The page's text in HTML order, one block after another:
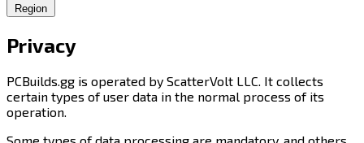
Region
Privacy​​​​‌ ‍ ​‍​‍‌‍ ‌ ​‍‌‍‍‌‌‍‌ ‌‍‍‌‌‍ ‍​‍​‍​ ‍‍​‍​‍‌ ​ ‌‍​‌‌‍ ‍‌‍‍‌‌ ‌​‌ ‍‌​‍ ‍‌‍‍‌‌‍ ​‍​‍​‍ ​​‍​‍‌‍‍​‌ ​‍‌‍‌‌‌‍‌‍​‍​‍​ ‍‍​‍​‍​‍ ‌‍​‌‌‍‌​‌‍ ‌‌‍‍‌‌‍ ‍​‍ ‌‍‍‌‌‍ ‍‌ ‌​‌‍‌‌‌‍ ‍‌ ‌​​‍ ‌‍‌‌‌‍‌​‌‍‍‌‌ ‌​​‍ ‌‍ ‌‌‍ ‌‍‌​‌‍‌‌​ ‌‌ ​​‌ ​‍‌‍‌‌‌ ​ ‌‍‌‌‌‍ ‍‌ ‌​‌‍​‌‌ ‌​‌‍‍‌‌‍ ‌‍ ‍​ ‍ ‌‍‍‌‌‍‌​​ ‌‌‍​ ‌‍​ ‌‍‌‌​ ‍‌​ ​‍​ ​‍​ ​ ‌‍​ ​‍ ‌​ ‌​‌‍​‍​ ​‍​ ‌‌​‍ ‌​ ‌​‌‍​ ‌‍‌‍​ ‌‍​‍ ‌​ ‍‌​ ​ ​ ​‌‌‍‌‌​‍ ‌​ ‍​​ ​‌​ ​‌‌‍‌‌​ ​​​ ‍​‌‍‌‍​ ​ ‌‍‌‌‌‍​‍​ ‍‌​ ​ ​ ‍ ‌ ‌​‌ ‍‌‌ ​​‌‍‌‌​ ‌‌ ​​‌‍​‌‌‍‌ ‌‍‌‌​ ‍ ‌ ​​‌‍​‌‌ ‌​‌‍‍​​ ‌‌‍ ‍‌‍​‌‌‍ ‌‌‍‌‌​ ‌‍​‍‌‍​‌‌ ​ ‌‍‌‌‌‌‌‌‌ ​‍‌‍ ​​ ‌​‍‌‌​ ​‍‌​‌‍‌‍​‌‌‍‌​‌‍ ‌‌‍‍‌‌‍ ‍​‍‌‍‌‍‍‌‌‍‌​​ ‌‌‍​ ‌‍​ ‌‍‌‌​ ‍‌​ ​‍​ ​‍​ ​ ‌‍​ ​‍ ‌​ ‌​‌‍​‍​ ​‍​ ‌‌​‍ ‌​ ‌​‌‍​ ‌‍‌‍​ ‌‍​‍ ‌​ ‍‌​ ​ ​ ​‌‌‍‌‌​‍ ‌​ ‍​​ ​‌​ ​‌‌‍‌‌​ ​​​ ‍​‌‍‌‍​ ​ ‌‍‌‌‌‍​‍​ ‍‌​ ​ ​‍‌‍‌ ‌​‌ ‍‌‌ ​​‌‍‌‌​ ‌‌ ​​‌‍​‌‌‍‌ ‌‍‌‌​‍‌‍‌ ​​‌‍​‌‌ ‌​‌‍‍​​ ‌‌‍ ‍‌‍​‌‌‍ ‌‌‍‌‌​‍‌‍‌ ​​‌‍‌‌‌ ​‍‌ ​ ‌ ​​‌‍‌‌‌‍​ ‌ ‌​‌‍‍‌‌ ‌‍‌‍‌‌​ ‌‌ ​​‌ ‌‌‌‍​‍‌‍ ​‌‍‍‌‌ ​ ‌‍‍​‌‍‌‌‌‍‌​​‍​‍‌ ‌
PCBuilds.gg is operated by ScatterVolt LLC. It collects
certain types of user data in the normal process of its
operation.​​​​‌ ‍ ​‍​‍‌‍ ‌ ​‍‌‍‍‌‌‍‌ ‌‍‍‌‌‍ ‍​‍​‍​ ‍‍​‍​‍‌ ​ ‌‍​‌‌‍ ‍‌‍‍‌‌ ‌​‌ ‍‌​‍ ‍‌‍‍‌‌‍ ​‍​‍​‍ ​​‍​‍‌‍‍​‌ ​‍‌‍‌‌‌‍‌‍​‍​‍​ ‍‍​‍​‍​‍ ‌‍​‌‌‍‌​‌‍ ‌‌‍‍‌‌‍ ‍​‍ ‌‍‍‌‌‍ ‍‌ ‌​‌‍‌‌‌‍ ‍‌ ‌​​‍ ‌‍‌‌‌‍‌​‌‍‍‌‌ ‌​​‍ ‌‍ ‌‌‍ ‌‍‌​‌‍‌‌​ ‌‌ ​​‌ ​‍‌‍‌‌‌ ​ ‌‍‌‌‌‍ ‍‌ ‌​‌‍​‌‌ ‌​‌‍‍‌‌‍ ‌‍ ‍​ ‍ ‌‍‍‌‌‍‌​​ ‌‌‍​ ‌‍​ ‌‍‌‌​ ‍‌​ ​‍​ ​‍​ ​ ‌‍​ ​‍ ‌​ ‌​‌‍​‍​ ​‍​ ‌‌​‍ ‌​ ‌​‌‍​ ‌‍‌‍​ ‌‍​‍ ‌​ ‍‌​ ​ ​ ​‌‌‍‌‌​‍ ‌​ ‍​​ ​‌​ ​‌‌‍‌‌​ ​​​ ‍​‌‍‌‍​ ​ ‌‍‌‌‌‍​‍​ ‍‌​ ​ ​ ‍ ‌ ‌​‌ ‍‌‌ ​​‌‍‌‌​ ‌‌ ​​‌‍​‌‌‍‌ ‌‍‌‌​ ‍ ‌ ​​‌‍​‌‌ ‌​‌‍‍​​ ‌‌‍​ ‌‍ ‌‍ ‍‌ ‌​‌‍‌‌‌‍ ‍‌ ‌​​‍‌‌​ ‌‌‌​​‍‌‌ ‌‍‍ ‌‍‌‌‌ ‍‌​‍‌‌​ ​ ‌​‌​​‍‌‌​ ​ ‌​‌​​‍‌‌​ ​‍​ ​‍‌‍‌‍​ ‍​​ ‌‍​ ‌ ​ ‌​​ ‌‍​ ‌​​ ‍​​ ‌‍​ ​​​ ​‍​ ​‍​‍‌‌​ ​‍​ ​‍​‍‌‌​ ‌‌‌​‌​​‍ ‍‌‍​ ‌‍‍​‌‍‍‌‌‍ ​‌‍‌​‌ ​‍‌‍‌‌‌‍ ‍​‍‌‌​ ‌‌‌​​‍‌‌ ‌‍‍ ‌‍‌‌‌ ‍‌​‍‌‌​ ​ ‌​‌​​‍‌‌​ ​ ‌​‌​​‍‌‌​ ​‍​ ​‍​ ​‌‌‍​‍​ ‌​​ ‍‌​ ‍‌​ ‌ ‌‍‌​​ ‌‍‌‍‌​‌‍‌​​ ‌‍​ ‌ ​‍‌‌​ ​‍​ ​‍​‍‌‌​ ‌‌‌​‌​​‍ ‍‌ ‌​‌‍‌‌‌ ‍​‌ ‌​​ ‌‍​‍‌‍​‌‌ ​ ‌‍‌‌‌‌‌‌‌ ​‍‌‍ ​​ ‌​‍‌‌​ ​‍‌​‌‍‌‍​‌‌‍‌​‌‍ ‌‌‍‍‌‌‍ ‍​‍‌‍‌‍‍‌‌‍‌​​ ‌‌‍​ ‌‍​ ‌‍‌‌​ ‍‌​ ​‍​ ​‍​ ​ ‌‍​ ​‍ ‌​ ‌​‌‍​‍​ ​‍​ ‌‌​‍ ‌​ ‌​‌‍​ ‌‍‌‍​ ‌‍​‍ ‌​ ‍‌​ ​ ​ ​‌‌‍‌‌​‍ ‌​ ‍​​ ​‌​ ​‌‌‍‌‌​ ​​​ ‍​‌‍‌‍​ ​ ‌‍‌‌‌‍​‍​ ‍‌​ ​ ​‍‌‍‌ ‌​‌ ‍‌‌ ​​‌‍‌‌​ ‌‌ ​​‌‍​‌‌‍‌ ‌‍‌‌​‍‌‍‌ ​​‌‍​‌‌ ‌​‌‍‍​​ ‌‌‍​ ‌‍ ‌‍ ‍‌ ‌​‌‍‌‌‌‍ ‍‌ ‌​​‍‌‌​ ‌‌‌​​‍‌‌ ‌‍‍ ‌‍‌‌‌ ‍‌​‍‌‌​ ​ ‌​‌​​‍‌‌​ ​ ‌​‌​​‍‌‌​ ​‍​ ​‍‌‍‌‍​ ‍​​ ‌‍​ ‌ ​ ‌​​ ‌‍​ ‌​​ ‍​​ ‌‍​ ​​​ ​‍​ ​‍​‍‌‌​ ​‍​ ​‍​‍‌‌​ ‌‌‌​‌​​‍ ‍‌‍​ ‌‍‍​‌‍‍‌‌‍ ​‌‍‌​‌ ​‍‌‍‌‌‌‍ ‍​‍‌‌​ ‌‌‌​​‍‌‌ ‌‍‍ ‌‍‌‌‌ ‍‌​‍‌‌​ ​ ‌​‌​​‍‌‌​ ​ ‌​‌​​‍‌‌​ ​‍​ ​‍​ ​‌‌‍​‍​ ‌​​ ‍‌​ ‍‌​ ‌ ‌‍‌​​ ‌‍‌‍‌​‌‍‌​​ ‌‍​ ‌ ​‍‌‌​ ​‍​ ​‍​‍‌‌​ ‌‌‌​‌​​‍ ‍‌ ‌​‌‍‌‌‌ ‍​‌ ‌​​‍‌‍‌ ​​‌‍‌‌‌ ​‍‌ ​ ‌ ​​‌‍‌‌‌‍​ ‌ ‌​‌‍‍‌‌ ‌‍‌‍‌‌​ ‌‌ ​​‌ ‌‌‌‍​‍‌‍ ​‌‍‍‌‌ ​ ‌‍‍​‌‍‌‌‌‍‌​​‍​‍‌ ‌